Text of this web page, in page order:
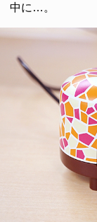
中に…。